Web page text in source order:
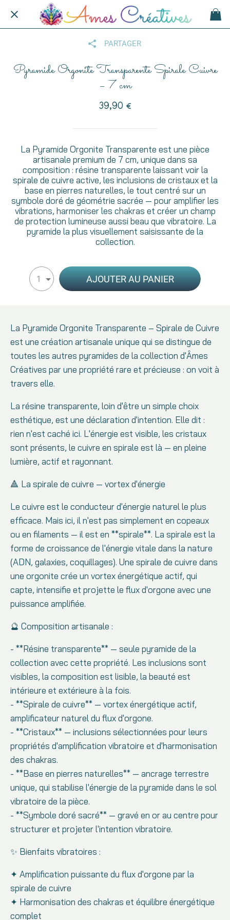
PARTAGER
Pyramide Orgonite Transparente Spirale Cuivre
– 7 cm
39,90 €
La Pyramide Orgonite Transparente est une pièce
artisanale premium de 7 cm, unique dans sa
composition : résine transparente laissant voir la
spirale de cuivre active, les inclusions de cristaux et la
base en pierres naturelles, le tout centré sur un
symbole doré de géométrie sacrée — pour amplifier les
vibrations, harmoniser les chakras et créer un champ
de protection lumineuse aussi beau que vibratoire. La
pyramide la plus visuellement saisissante de la
collection.
1 AJOUTER AU PANIER
La Pyramide Orgonite Transparente – Spirale de Cuivre
est une création artisanale unique qui se distingue de
toutes les autres pyramides de la collection d'Âmes
Créatives par une propriété rare et précieuse : on voit à
travers elle.
La résine transparente, loin d'être un simple choix
esthétique, est une déclaration d'intention. Elle dit :
rien n'est caché ici. L'énergie est visible, les cristaux
sont présents, le cuivre en spirale est là — en pleine
lumière, actif et rayonnant.
🔺 La spirale de cuivre — vortex d'énergie
Le cuivre est le conducteur d'énergie naturel le plus
efficace. Mais ici, il n'est pas simplement en copeaux
ou en filaments — il est en **spirale**. La spirale est la
forme de croissance de l'énergie vitale dans la nature
(ADN, galaxies, coquillages). Une spirale de cuivre dans
une orgonite crée un vortex énergétique actif, qui
capte, intensifie et projette le flux d'orgone avec une
puissance amplifiée.
🔮 Composition artisanale :
- **Résine transparente** — seule pyramide de la
collection avec cette propriété. Les inclusions sont
visibles, la composition est lisible, la beauté est
intérieure et extérieure à la fois.
- **Spirale de cuivre** — vortex énergétique actif,
amplificateur naturel du flux d'orgone.
- **Cristaux** — inclusions sélectionnées pour leurs
propriétés d'amplification vibratoire et d'harmonisation
des chakras.
- **Base en pierres naturelles** — ancrage terrestre
unique, qui stabilise l'énergie de la pyramide dans le sol
vibratoire de la pièce.
- **Symbole doré sacré** — gravé en or au centre pour
structurer et projeter l'intention vibratoire.
✨ Bienfaits vibratoires :
✦ Amplification puissante du flux d'orgone par la
spirale de cuivre
✦ Harmonisation des chakras et équilibre énergétique
complet